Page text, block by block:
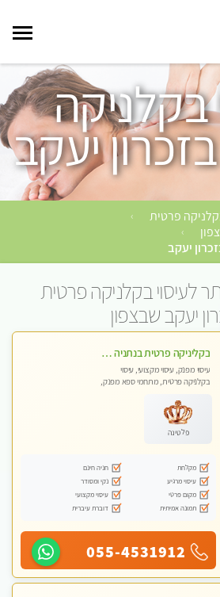
בקלניקה
יעקב
פרטית ›
›
יעקב
לעיסוי בקלניקה פרטית
יעקב שבצפון
בקליניקה פרטית בנתניה עיסוי לחידוש אנרגיות עיסוי חלומי מומלץ מאוד ללא מין! highly recommended new in the city
עיסוי מפנק, עיסוי מקצועי, עיסוי
בקלניקה פרטית, מתחמי ספא מפנק,
פלטינה
מקלחת
חניה חינם
עיסוי מרגיע
נקי ומסודר
מקום פרטי
עיסוי מקצועי
תמונה אמיתית
דוברת עיברית
055-4531912